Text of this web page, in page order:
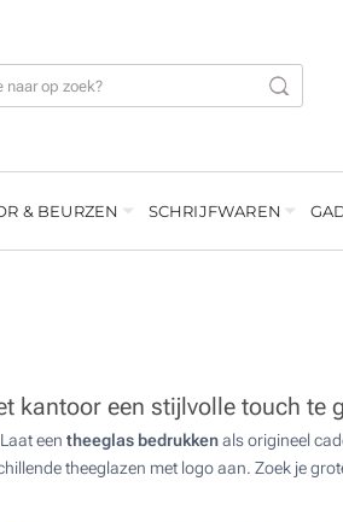
& BEURZEN SCHRIJFWAREN
kantoor een stijlvolle touch te
een theeglas bedrukkenals origineel
theeglazen met logo aan. Zoek je